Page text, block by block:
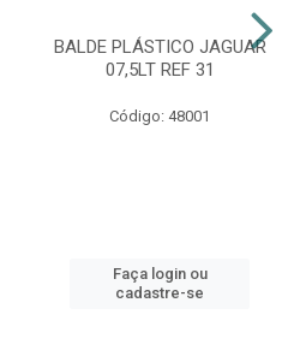
BALDE PLÁSTICO JAGUAR
07,5LT REF 31
Código: 48001
Faça login ou
cadastre-se